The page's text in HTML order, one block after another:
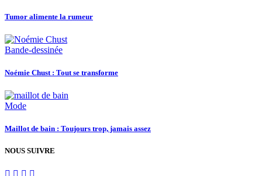
Tumor alimente la rumeur
Bande-dessinée
Noémie Chust : Tout se transforme
Mode
Maillot de bain : Toujours trop, jamais assez
NOUS SUIVRE